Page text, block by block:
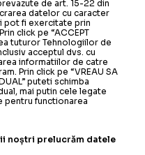
de art. 15-22 din
datelor cu caracter
pot fi exercitate prin
click pe “ACCEPT
tuturor Tehnologiilor de
acceptul dvs. cu
informatiilor de catre
Prin click pe “VREAU SA
puteti schimba
mai putin cele legate
pentru functionarea
noștri prelucrăm datele